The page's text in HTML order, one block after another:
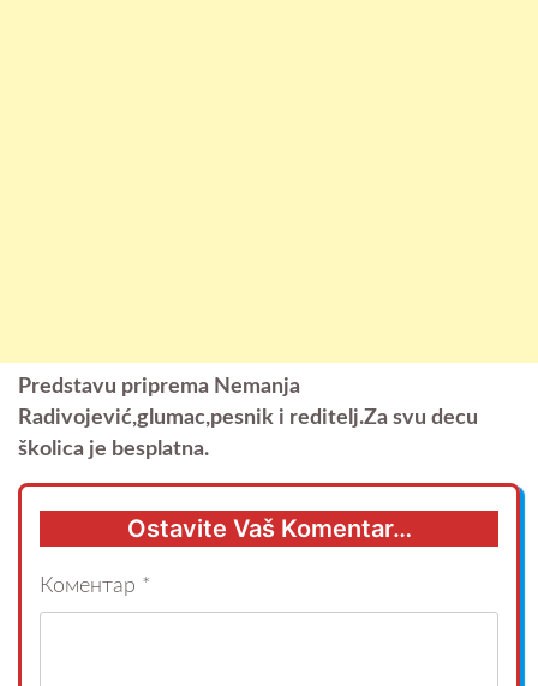
Predstavu priprema Nemanja
Radivojević,glumac,pesnik i reditelj.Za svu decu
školica je besplatna.
Ostavite Vaš Komentar…
Коментар *